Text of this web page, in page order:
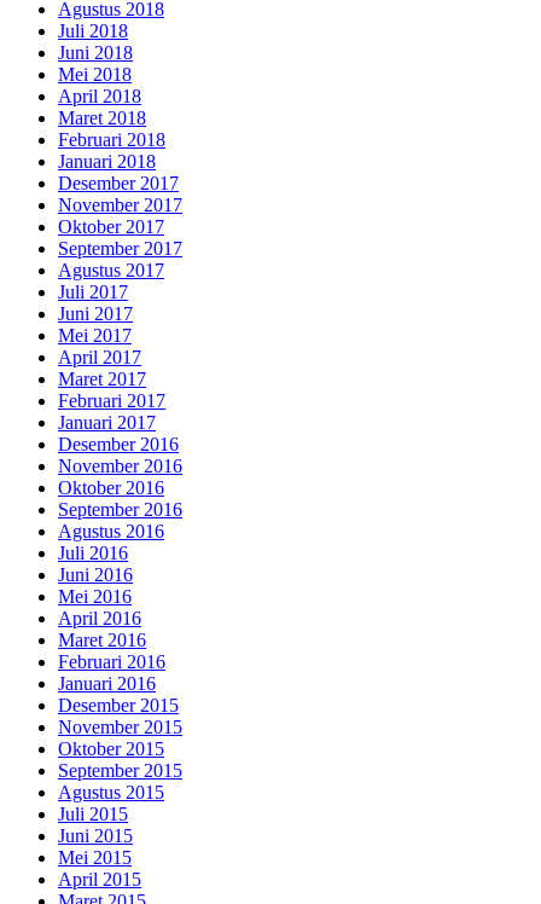
Agustus 2018
Juli 2018
Juni 2018
Mei 2018
April 2018
Maret 2018
Februari 2018
Januari 2018
Desember 2017
November 2017
Oktober 2017
September 2017
Agustus 2017
Juli 2017
Juni 2017
Mei 2017
April 2017
Maret 2017
Februari 2017
Januari 2017
Desember 2016
November 2016
Oktober 2016
September 2016
Agustus 2016
Juli 2016
Juni 2016
Mei 2016
April 2016
Maret 2016
Februari 2016
Januari 2016
Desember 2015
November 2015
Oktober 2015
September 2015
Agustus 2015
Juli 2015
Juni 2015
Mei 2015
April 2015